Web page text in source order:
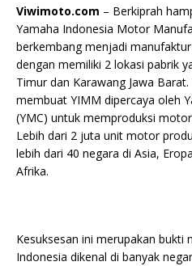
Viwimoto.com – Berkiprah
Yamaha Indonesia Motor
berkembang menjadi
dengan memiliki 2 lokasi pabrik
Timur dan Karawang Jawa
membuat YIMM dipercaya oleh
(YMC) untuk memproduksi
Lebih dari 2 juta unit motor
lebih dari 40 negara di Asia,
Afrika.
Kesuksesan ini merupakan
Indonesia dikenal di banyak